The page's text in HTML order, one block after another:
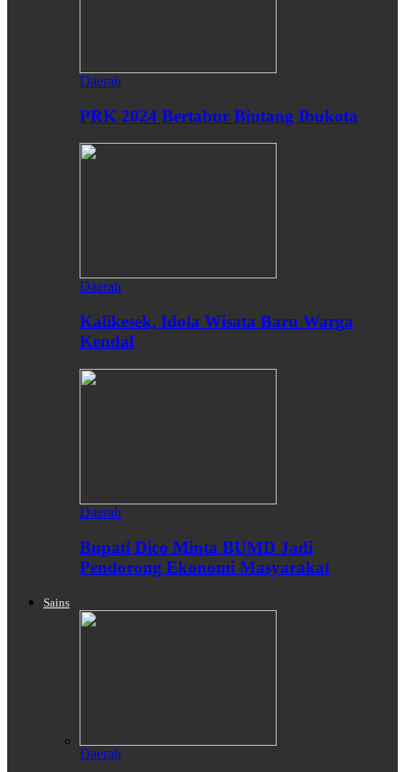
Daerah
PRK 2024 Bertabur Bintang Ibukota
Daerah
Kalikesek, Idola Wisata Baru Warga
Kendal
Daerah
Bupati Dico Minta BUMD Jadi
Pendorong Ekonomi Masyarakat
Sains
Daerah